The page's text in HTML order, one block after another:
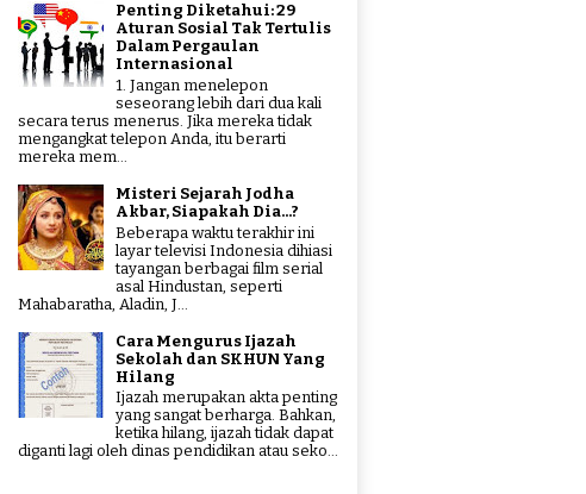
Penting Diketahui: 29
Aturan Sosial Tak Tertulis
Dalam Pergaulan
Internasional
1. Jangan menelepon
seseorang lebih dari dua kali
secara terus menerus. Jika mereka tidak
mengangkat telepon Anda, itu berarti
mereka mem...
Misteri Sejarah Jodha
Akbar, Siapakah Dia...?
Beberapa waktu terakhir ini
layar televisi Indonesia dihiasi
tayangan berbagai film serial
asal Hindustan, seperti
Mahabaratha, Aladin, J...
Cara Mengurus Ijazah
Sekolah dan SKHUN Yang
Hilang
Ijazah merupakan akta penting
yang sangat berharga. Bahkan,
ketika hilang, ijazah tidak dapat
diganti lagi oleh dinas pendidikan atau seko...